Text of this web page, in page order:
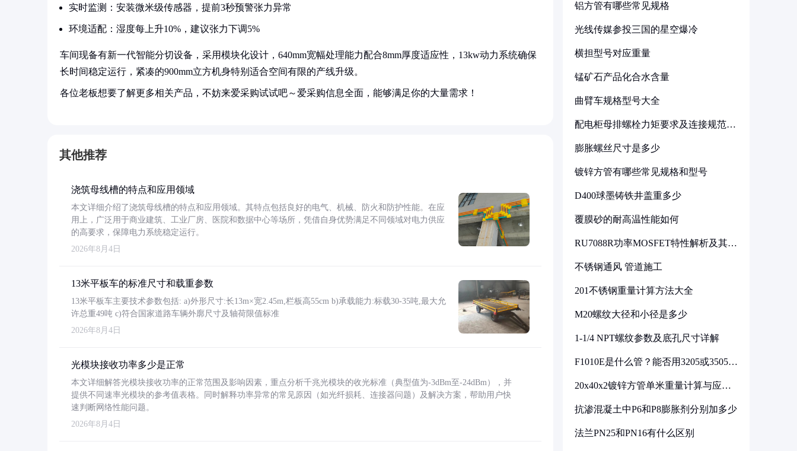
实时监测：安装微米级传感器，提前3秒预警张力异常
环境适配：湿度每上升10%，建议张力下调5%
车间现备有新一代智能分切设备，采用模块化设计，640mm宽幅处理能力配合8mm厚度适应性，13kw动力系统确保
长时间稳定运行，紧凑的900mm立方机身特别适合空间有限的产线升级。
各位老板想要了解更多相关产品，不妨来爱采购试试吧～爱采购信息全面，能够满足你的大量需求！
其他推荐
浇筑母线槽的特点和应用领域
本文详细介绍了浇筑母线槽的特点和应用领域。其特点包括良好的电气、机械、防火和防护性能。在应
用上，广泛用于商业建筑、工业厂房、医院和数据中心等场所，凭借自身优势满足不同领域对电力供应
的高要求，保障电力系统稳定运行。
2026年8月4日
13米平板车的标准尺寸和载重参数
13米平板车主要技术参数包括: a)外形尺寸:长13m×宽2.45m,栏板高55cm b)承载能力:标载30-35吨,最大允
许总重49吨 c)符合国家道路车辆外廓尺寸及轴荷限值标准
2026年8月4日
光模块接收功率多少是正常
本文详细解答光模块接收功率的正常范围及影响因素，重点分析千兆光模块的收光标准（典型值为-3dBm至-24dBm），并
提供不同速率光模块的参考值表格。同时解释功率异常的常见原因（如光纤损耗、连接器问题）及解决方案，帮助用户快
速判断网络性能问题。
2026年8月4日
铝方管有哪些常见规格
光线传媒参投三国的星空爆冷
横担型号对应重量
锰矿石产品化合水含量
曲臂车规格型号大全
配电柜母排螺栓力矩要求及连接规范详
膨胀螺丝尺寸是多少
镀锌方管有哪些常见规格和型号
D400球墨铸铁井盖重多少
覆膜砂的耐高温性能如何
RU7088R功率MOSFET特性解析及其在
不锈钢通风 管道施工
201不锈钢重量计算方法大全
M20螺纹大径和小径是多少
1-1/4 NPT螺纹参数及底孔尺寸详解
F1010E是什么管？能否用3205或3505代
20x40x2镀锌方管单米重量计算与应用
抗渗混凝土中P6和P8膨胀剂分别加多少
法兰PN25和PN16有什么区别